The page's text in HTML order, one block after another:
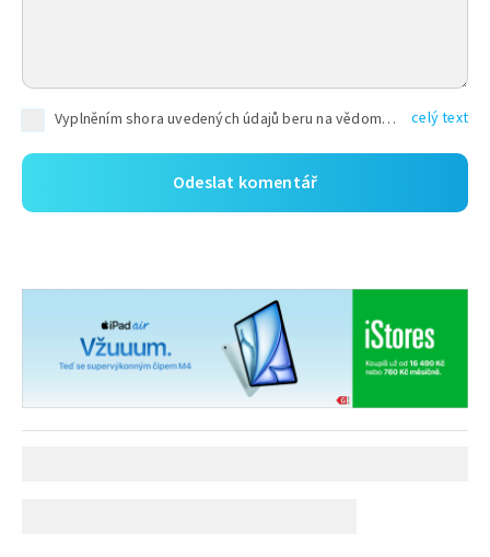
Vyplněním shora uvedených údajů beru na vědomí, že společnost TEXT FACTORY s.r.o., sídlem Brno, Durďákova 336/29, Černá Pole, PSČ: 613 00, IČ: 06157831, zapsané u Krajského soudu v Brně, oddíl C, vložka 100399, bude zpracovávat mé osobní údaje uvedené v rámci mnou vyplněného registračního formuláře na základě oprávněných zájmů TEXT FACTORY s.r.o. dle čl. 6 odst. 1 písm. f) GDPR a pro splnění právních povinností (čl. 6 odst. 1 písm. c) GDPR), a to pro tyto účely: nezbytnost zajistit oprávnění návštěvníka webových stránek provozovaných společností TEXT FACTORY s.r.o. přispívat aktivně ke zveřejněným článkům nebo v rámci diskusních fór a výkon práv TEXT FACTORY s.r.o. jako administrátora těchto diskusních fór. Více informací o zpracování osobních údajů a právech lze nalézt v celý text